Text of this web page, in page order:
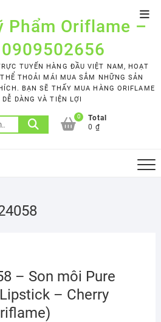
Phẩm Oriflame –
TUYẾN HÀNG ĐẦU VIỆT NAM, HOẠT
THOẢI MÁI MUA SẮM NHỮNG SẢN
BẠN SẼ THẤY MUA HÀNG ORIFLAME
DÀNG VÀ TIỆN LỢI
Tìm
kiếm:
0
Total
0 ₫
– Son môi Pure
– Cherry